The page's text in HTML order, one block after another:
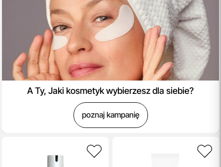
A Ty, Jaki kosmetyk wybierzesz dla siebie?
poznaj kampanię